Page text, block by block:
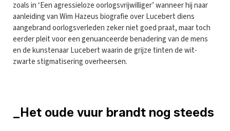
zoals in ‘Een agressieloze oorlogsvrijwilliger’ wanneer hij naar
aanleiding van Wim Hazeus biografie over Lucebert diens
aangebrand oorlogsverleden zeker niet goed praat, maar toch
eerder pleit voor een genuanceerde benadering van de mens
en de kunstenaar Lucebert waarin de grijze tinten de wit-
zwarte stigmatisering overheersen.
_Het oude vuur brandt nog steeds